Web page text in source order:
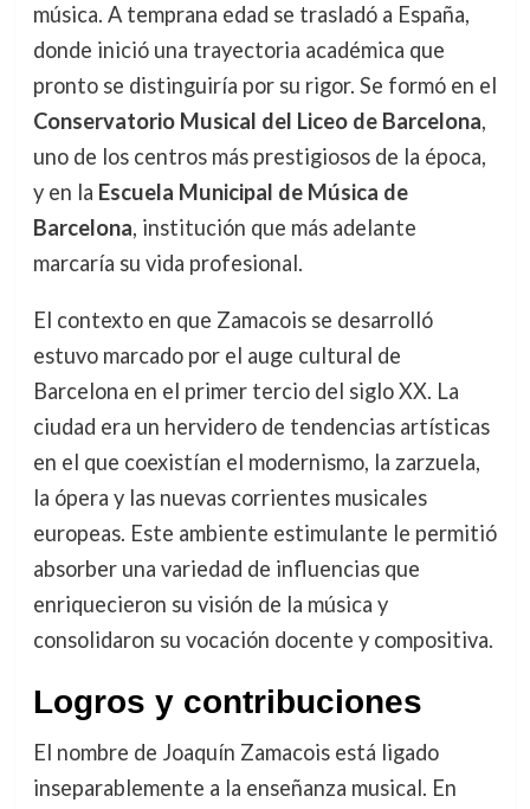
música. A temprana edad se trasladó a España,
donde inició una trayectoria académica que
pronto se distinguiría por su rigor. Se formó en el
Conservatorio Musical del Liceo de Barcelona,
uno de los centros más prestigiosos de la época,
y en la Escuela Municipal de Música de
Barcelona, institución que más adelante
marcaría su vida profesional.
El contexto en que Zamacois se desarrolló
estuvo marcado por el auge cultural de
Barcelona en el primer tercio del siglo XX. La
ciudad era un hervidero de tendencias artísticas
en el que coexistían el modernismo, la zarzuela,
la ópera y las nuevas corrientes musicales
europeas. Este ambiente estimulante le permitió
absorber una variedad de influencias que
enriquecieron su visión de la música y
consolidaron su vocación docente y compositiva.
Logros y contribuciones
El nombre de Joaquín Zamacois está ligado
inseparablemente a la enseñanza musical. En